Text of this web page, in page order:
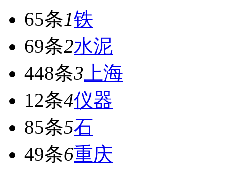
65条1铁
69条2水泥
448条3 上海
12条4仪器
85条5石
49条6重庆